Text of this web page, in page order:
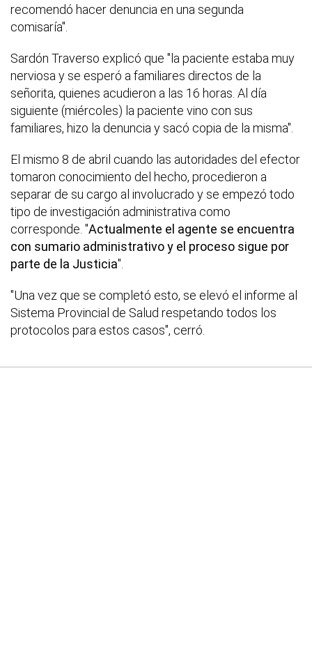
recomendó hacer denuncia en una segunda
comisaría".
Sardón Traverso explicó que "la paciente estaba muy
nerviosa y se esperó a familiares directos de la
señorita, quienes acudieron a las 16 horas. Al día
siguiente (miércoles) la paciente vino con sus
familiares, hizo la denuncia y sacó copia de la misma".
El mismo 8 de abril cuando las autoridades del efector
tomaron conocimiento del hecho, procedieron a
separar de su cargo al involucrado y se empezó todo
tipo de investigación administrativa como
corresponde. "Actualmente el agente se encuentra
con sumario administrativo y el proceso sigue por
parte de la Justicia".
"Una vez que se completó esto, se elevó el informe al
Sistema Provincial de Salud respetando todos los
protocolos para estos casos", cerró.